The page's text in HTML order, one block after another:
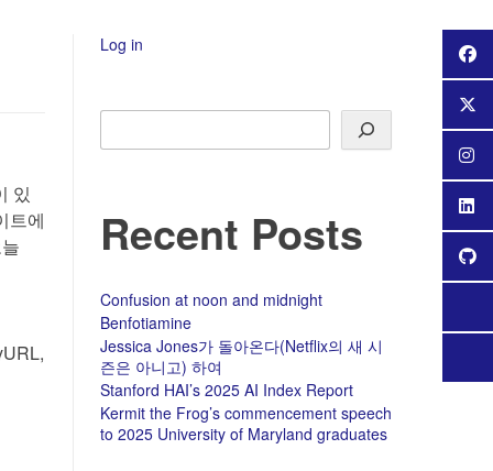
있
트에
Log in
Search
Recent Posts
Confusion at noon and midnight
Benfotiamine
Jessica Jones가 돌아온다(Netflix의 새 시
즌은 아니고) 하여
Stanford HAI’s 2025 AI Index Report
Kermit the Frog’s commencement speech
to 2025 University of Maryland graduates